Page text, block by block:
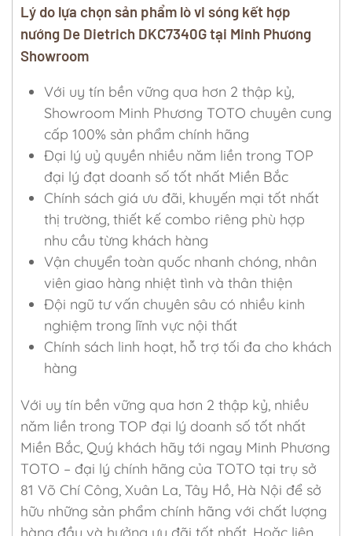
Lý do lựa chọn sản phẩm lò vi sóng kết hợp
nướng De Dietrich DKC7340G tại Minh Phương
Showroom
Với uy tín bền vững qua hơn 2 thập kỷ,
Showroom Minh Phương TOTO chuyên cung
cấp 100% sản phẩm chính hãng
Đại lý uỷ quyền nhiều năm liền trong TOP
đại lý đạt doanh số tốt nhất Miền Bắc
Chính sách giá ưu đãi, khuyến mại tốt nhất
thị trường, thiết kế combo riêng phù hợp
nhu cầu từng khách hàng
Vận chuyển toàn quốc nhanh chóng, nhân
viên giao hàng nhiệt tình và thân thiện
Đội ngũ tư vấn chuyên sâu có nhiều kinh
nghiệm trong lĩnh vực nội thất
Chính sách linh hoạt, hỗ trợ tối đa cho khách
hàng
Với uy tín bền vững qua hơn 2 thập kỷ, nhiều
năm liền trong TOP đại lý doanh số tốt nhất
Miền Bắc, Quý khách hãy tới ngay Minh Phương
TOTO – đại lý chính hãng của TOTO tại trụ sở
81 Võ Chí Công, Xuân La, Tây Hồ, Hà Nội để sở
hữu những sản phẩm chính hãng với chất lượng